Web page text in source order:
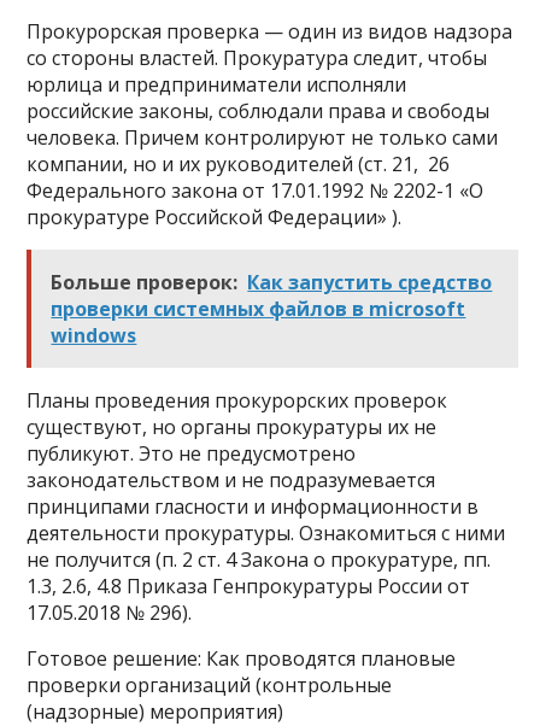
Прокурорская проверка — один из видов надзора
со стороны властей. Прокуратура следит, чтобы
юрлица и предприниматели исполняли
российские законы, соблюдали права и свободы
человека. Причем контролируют не только сами
компании, но и их руководителей (ст. 21, 26
Федерального закона от 17.01.1992 № 2202-1 «О
прокуратуре Российской Федерации» ).
Больше проверок: Как запустить средство
проверки системных файлов в microsoft
windows
Планы проведения прокурорских проверок
существуют, но органы прокуратуры их не
публикуют. Это не предусмотрено
законодательством и не подразумевается
принципами гласности и информационности в
деятельности прокуратуры. Ознакомиться с ними
не получится (п. 2 ст. 4 Закона о прокуратуре, пп.
1.3, 2.6, 4.8 Приказа Генпрокуратуры России от
17.05.2018 № 296).
Готовое решение: Как проводятся плановые
проверки организаций (контрольные
(надзорные) мероприятия)